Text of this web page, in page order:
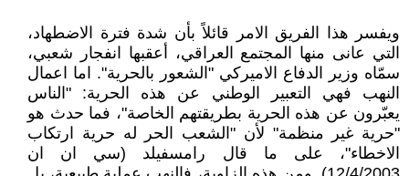
ويفسر هذا الفريق الامر قائلاً بأن شدة فترة الاضطهاد،
التي عانى منها المجتمع العراقي، أعقبها انفجار شعبي،
سمّاه وزير الدفاع الاميركي "الشعور بالحرية". اما اعمال
النهب فهي التعبير الوطني عن هذه الحرية: "الناس
يعبّرون عن هذه الحرية بطريقتهم الخاصة"، فما حدث هو
"حرية غير منظمة" لأن "الشعب الحر له حرية ارتكاب
الاخطاء"، على ما قال رامسفيلد (سي ان ان